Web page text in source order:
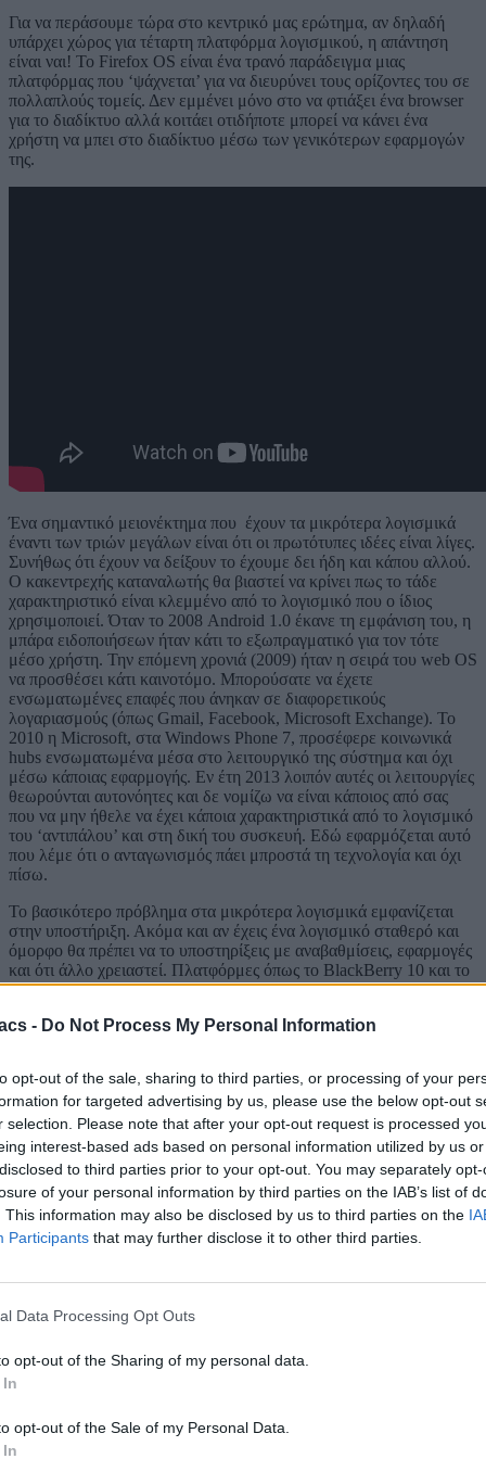
- Do Not Process My Personal Information
opt-out of the sale, sharing to third parties, or processing of your
for targeted advertising by us, please use the below opt-out
selection. Please note that after your opt-out request is processed
interest-based ads based on personal information utilized by us
to third parties prior to your opt-out. You may separately
of your personal information by third parties on the IAB’s list of
This information may also be disclosed by us to third parties on the
Participants that may further disclose it to other third parties.
Data Processing Opt Outs
opt-out of the Sharing of my personal data.
opt-out of the Sale of my Personal Data.
Για να περάσουμε τώρα στο κεντρικό μας ερώτημα, αν δηλαδή
υπάρχει χώρος για τέταρτη πλατφόρμα λογισμικού, η απάντηση
είναι ναι! Το Firefox OS είναι ένα τρανό παράδειγμα μιας
πλατφόρμας που ‘ψάχνεται’ για να διευρύνει τους ορίζοντες του σε
πολλαπλούς τομείς. Δεν εμμένει μόνο στο να φτιάξει ένα browser
για το διαδίκτυο αλλά κοιτάει οτιδήποτε μπορεί να κάνει ένα
χρήστη να μπει στο διαδίκτυο μέσω των γενικότερων εφαρμογών
της.
Ένα σημαντικό μειονέκτημα που έχουν τα μικρότερα λογισμικά
έναντι των τριών μεγάλων είναι ότι οι πρωτότυπες ιδέες είναι λίγες.
Συνήθως ότι έχουν να δείξουν το έχουμε δει ήδη και κάπου αλλού.
Ο κακεντρεχής καταναλωτής θα βιαστεί να κρίνει πως το τάδε
χαρακτηριστικό είναι κλεμμένο από το λογισμικό που ο ίδιος
χρησιμοποιεί. Όταν το 2008 Android 1.0 έκανε τη εμφάνιση του, η
μπάρα ειδοποιήσεων ήταν κάτι το εξωπραγματικό για τον τότε
μέσο χρήστη. Την επόμενη χρονιά (2009) ήταν η σειρά του web OS
να προσθέσει κάτι καινοτόμο. Μπορούσατε να έχετε
ενσωματωμένες επαφές που άνηκαν σε διαφορετικούς
λογαριασμούς (όπως Gmail, Facebook, Microsoft Exchange). Το
2010 η Microsoft, στα Windows Phone 7, προσέφερε κοινωνικά
hubs ενσωματωμένα μέσα στο λειτουργικό της σύστημα και όχι
μέσω κάποιας εφαρμογής. Εν έτη 2013 λοιπόν αυτές οι λειτουργίες
θεωρούνται αυτονόητες και δε νομίζω να είναι κάποιος από σας
που να μην ήθελε να έχει κάποια χαρακτηριστικά από το λογισμικό
του ‘αντιπάλου’ και στη δική του συσκευή. Εδώ εφαρμόζεται αυτό
που λέμε ότι ο ανταγωνισμός πάει μπροστά τη τεχνολογία και όχι
πίσω.
Το βασικότερο πρόβλημα στα μικρότερα λογισμικά εμφανίζεται
στην υποστήριξη. Ακόμα και αν έχεις ένα λογισμικό σταθερό και
όμορφο θα πρέπει να το υποστηρίξεις με αναβαθμίσεις, εφαρμογές
και ότι άλλο χρειαστεί. Πλατφόρμες όπως το BlackBerry 10 και το
Sailfish, σας προσφέρουν τη δυνατότητα να μπορείτε να τρέξετε
700000 εφαρμογές που τους χωρίζουν) αλλά αυτό είναι στη
καλές όσο με το να τις τρέχατε σε συσκευή με λειτουργικό
Android. Έτσι μικρότερες εταιρείες προσφέρουν στους
προγραμματιστές το δικό τους SDK (software development kit) για
να κάνουν τις εφαρμογές τους μοναδικές. Αυτό βέβαια δε σημαίνει
ότι θα γίνει και πραγματικότητα! Δεν είναι πολλοί προγραμματιστές
που θα επενδύσουν το χρόνο τους στο να δημιουργήσουν
εφαρμογές σε ένα ‘τελειωμένο’ λειτουργικό.